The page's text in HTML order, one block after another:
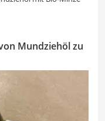
Mundziehöl zu